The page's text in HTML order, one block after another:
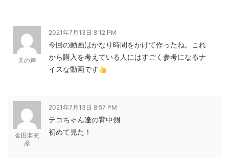
天の声
2021年7月13日 8:12 PM
今回の動画はかなり時間をかけて作ったね。これ
から購入を考えている人にはすごく参考になるナ
イスな動画です
金田亜充
彦
2021年7月13日 8:57 PM
テコちゃん達の背中側
初めて見た！